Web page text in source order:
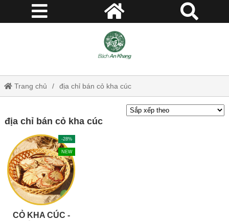
Trang chủ địa chỉ bán cỏ kha cúc
địa chỉ bán cỏ kha cúc
-28%
NEW
CỎ KHA CÚC -